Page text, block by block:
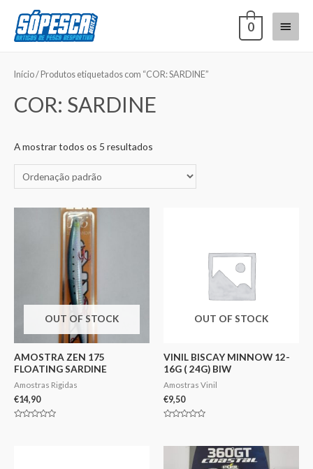
0
Início/ Produtos etiquetados com “COR: SARDINE”
COR: SARDINE
A mostrar todos os 5 resultados
OUT OF STOCK
AMOSTRA ZEN 175
FLOATING SARDINE
Amostras Rigidas
€14,90
OUT OF STOCK
VINIL BISCAY MINNOW 12-
16G ( 24G) BIW
Amostras Vinil
€9,50
5